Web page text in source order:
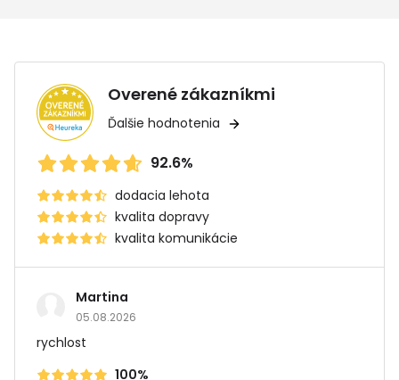
Overené zákazníkmi
Ďalšie hodnotenia
92.6%
dodacia lehota
kvalita dopravy
kvalita komunikácie
Martina
05.08.2026
rychlost
100%